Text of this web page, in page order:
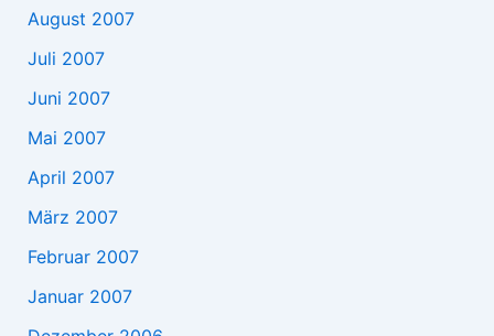
August 2007
Juli 2007
Juni 2007
Mai 2007
April 2007
März 2007
Februar 2007
Januar 2007